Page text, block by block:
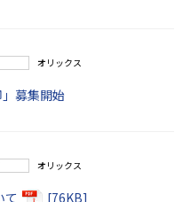
オリックス
募集開始
オリックス
て [76KB]